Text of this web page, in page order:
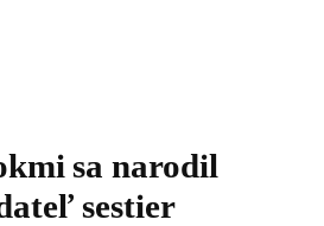
sa narodil
sestier